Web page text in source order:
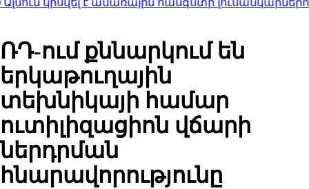
կիսվել է ամառային հանգստի լուսանկարներով
ՌԴ-ում քննարկում են
երկաթուղային
տեխնիկայի համար
ուտիլիզացիոն վճարի
ներդրման
հնարավորությունը